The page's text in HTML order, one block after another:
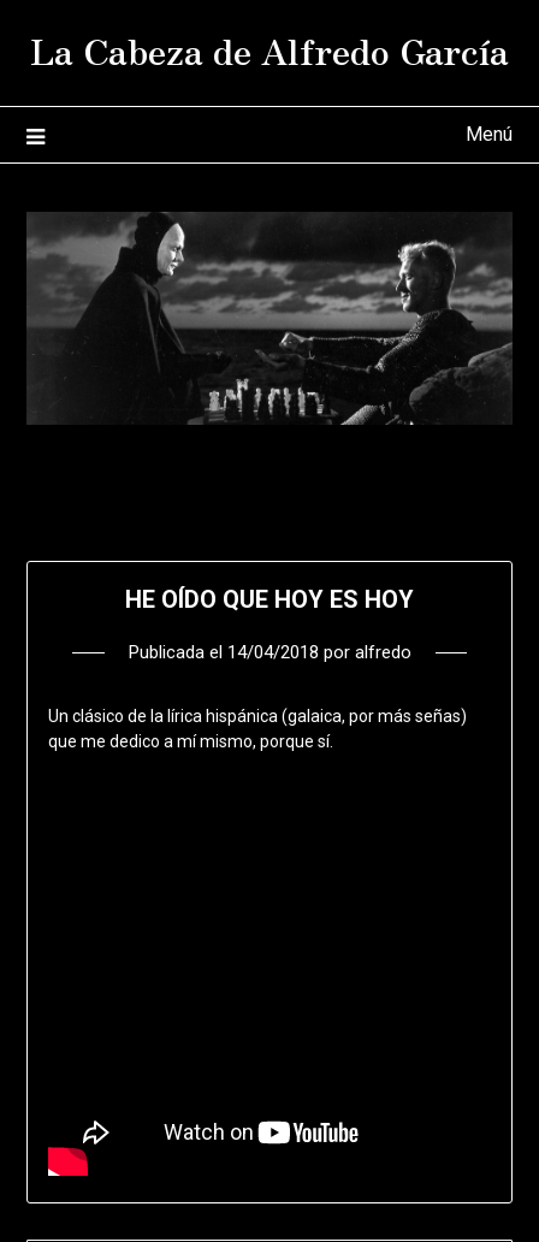
La Cabeza de Alfredo García
Menú
HE OÍDO QUE HOY ES HOY
Publicada el 14/04/2018 por alfredo
Un clásico de la lírica hispánica (galaica, por más señas)
que me dedico a mí mismo, porque sí.